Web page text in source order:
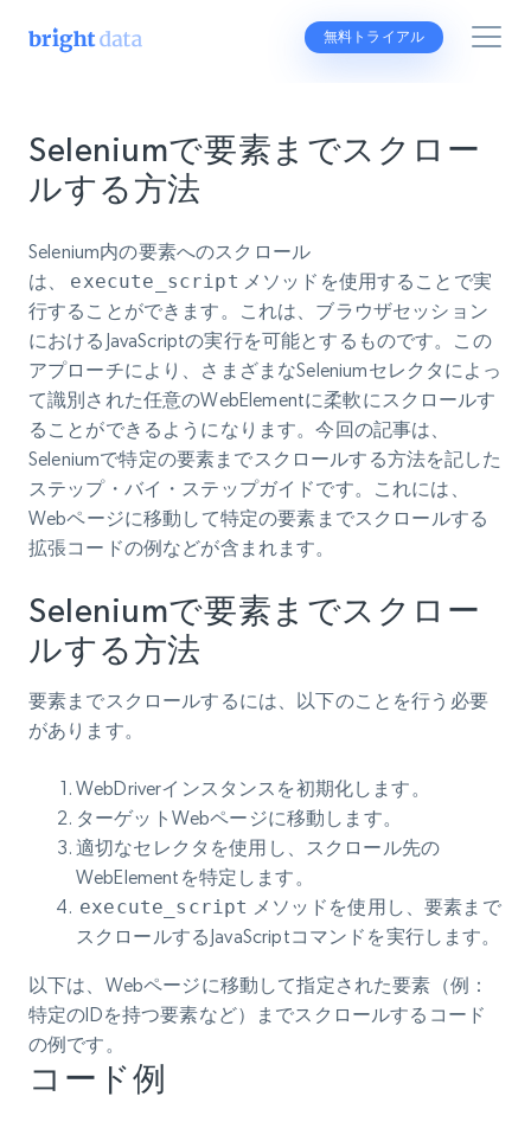
無料トライアル
Seleniumで要素までスクロー
ルする方法
Selenium内の要素へのスクロール
は、 execute_script メソッドを使用することで実
行することができます。これは、ブラウザセッション
におけるJavaScriptの実行を可能とするものです。この
アプローチにより、さまざまなSeleniumセレクタによっ
て識別された任意のWebElementに柔軟にスクロールす
ることができるようになります。今回の記事は、
Seleniumで特定の要素までスクロールする方法を記した
ステップ・バイ・ステップガイドです。これには、
Webページに移動して特定の要素までスクロールする
拡張コードの例などが含まれます。
Seleniumで要素までスクロー
ルする方法
要素までスクロールするには、以下のことを行う必要
があります。
WebDriverインスタンスを初期化します。
ターゲットWebページに移動します。
適切なセレクタを使用し、スクロール先の
WebElementを特定します。
execute_script メソッドを使用し、要素まで
スクロールするJavaScriptコマンドを実行します。
以下は、Webページに移動して指定された要素（例：
特定のIDを持つ要素など）までスクロールするコード
の例です。
コード例